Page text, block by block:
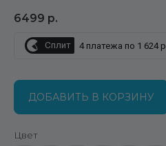
6499 р.
Сплит 4 платежа по 1 624 р.
Цвет
ДОБАВИТЬ В КОРЗИНУ